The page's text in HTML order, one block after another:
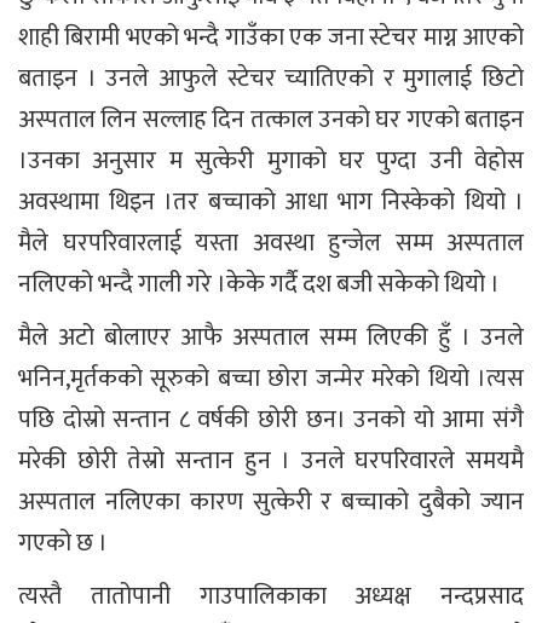
शाही बिरामी भएको भन्दै गाउँका एक जना स्टेचर माग्न आएको
बताइन । उनले आफुले स्टेचर च्यातिएको र मुगालाई छिटो
अस्पताल लिन सल्लाह दिन तत्काल उनको घर गएको बताइन
।उनका अनुसार म सुत्केरी मुगाको घर पुग्दा उनी वेहोस
अवस्थामा थिइन ।तर बच्चाको आधा भाग निस्केको थियो ।
मैले घरपरिवारलाई यस्ता अवस्था हुन्जेल सम्म अस्पताल
नलिएको भन्दै गाली गरे ।केके गर्दै दश बजी सकेको थियो ।
मैले अटो बोलाएर आफै अस्पताल सम्म लिएकी हुँ । उनले
भनिन,मृर्तकको सूरुको बच्चा छोरा जन्मेर मरेको थियो ।त्यस
पछि दोस्रो सन्तान ८ वर्षकी छोरी छन। उनको यो आमा संगै
मरेकी छोरी तेस्रो सन्तान हुन । उनले घरपरिवारले समयमै
अस्पताल नलिएका कारण सुत्केरी र बच्चाको दुबैको ज्यान
गएको छ ।
त्यस्तै तातोपानी गाउपालिकाका अध्यक्ष नन्दप्रसाद